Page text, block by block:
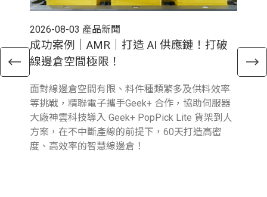
2026-08-03 產品新聞
成功案例｜AMR｜打造 AI 供應鏈！打破
線邊倉空間極限！
面對線邊倉空間有限、料件種類繁多及供料效率
等挑戰，精聯電子攜手Geek+ 合作，協助伺服器
大廠神雲科技導入 Geek+ PopPick Lite 貨架到人
方案，在不中斷產線的前提下，60天打造高密
度、高效率的智慧線邊倉！
電
倉